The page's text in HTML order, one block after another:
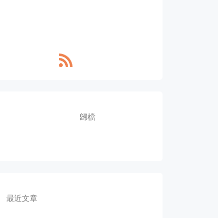
歸檔
最近文章